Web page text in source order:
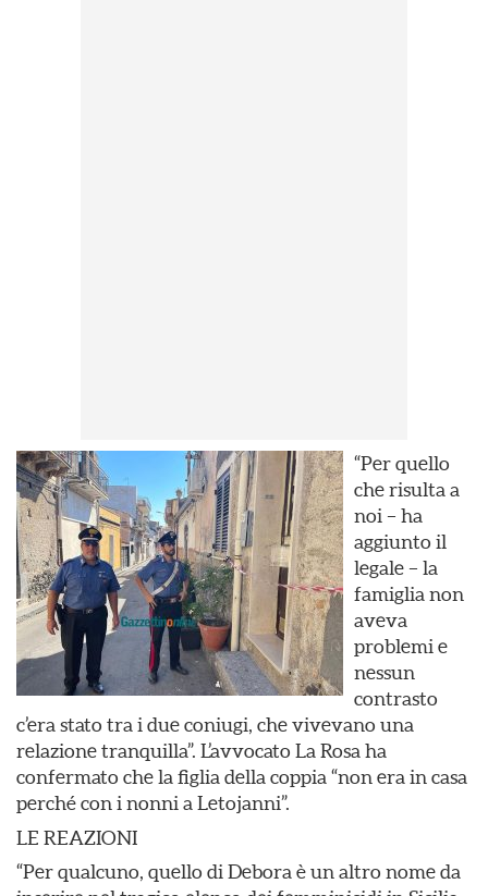
“Per quello
che risulta a
noi – ha
aggiunto il
legale – la
famiglia non
aveva
problemi e
nessun
contrasto
c’era stato tra i due coniugi, che vivevano una
relazione tranquilla”. L’avvocato La Rosa ha
confermato che la figlia della coppia “non era in casa
perché con i nonni a Letojanni”.
LE REAZIONI
“Per qualcuno, quello di Debora è un altro nome da